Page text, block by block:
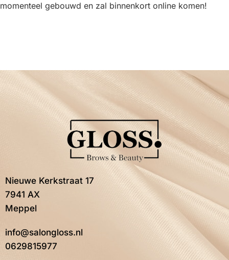
momenteel gebouwd en zal binnenkort online komen!
Nieuwe Kerkstraat 17
7941 AX
Meppel
info@salongloss.nl
0629815977